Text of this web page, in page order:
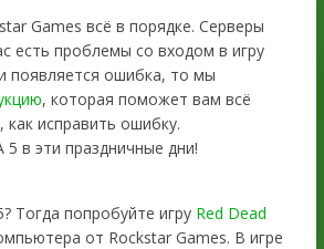
Games всё в порядке. Серверы
есть проблемы со входом в игру
появляется ошибка, то мы
, которая поможет вам всё
как исправить ошибку.
5 в эти праздничные дни!
Тогда попробуйте игру Red Dead
от Rockstar Games. В игре